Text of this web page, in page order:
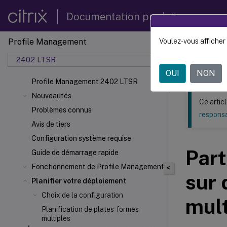
Documentation produit
Profile Management
2402 LTSR
Profile Management 2402 LTSR
Nouveautés
Problèmes connus
Avis de tiers
Configuration système requise
Guide de démarrage rapide
Fonctionnement de Profile Management
Planifier votre déploiement
Choix de la configuration
Planification de plates-formes
multiples
Ce contenu a
Profile
<
Ce
sur
Voulez-vous
OUI NON